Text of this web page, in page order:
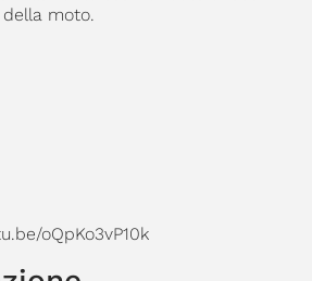
moto.
oQpKo3vP10k